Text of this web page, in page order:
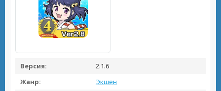
Версия:
2.1.6
Жанр:
Экшен